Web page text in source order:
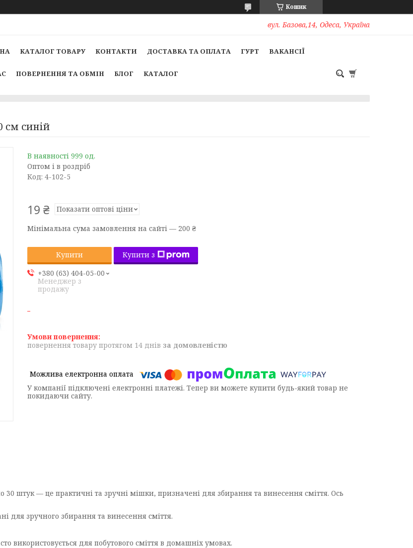
Кошик
вул. Базова,14, Одеса, Україна
КАТАЛОГ ТОВАРУ КОНТАКТИ ДОСТАВКА ТА ОПЛАТА ГУРТ ВАКАНСІЇ
ПОВЕРНЕННЯ ТА ОБМІН БЛОГ КАТАЛОГ
см синій
В наявності 999 од.
Оптом і в роздріб
Код: 4-102-5
19 ₴ Показати оптові ціни
Мінімальна сума замовлення на сайті — 200 ₴
Купити
Купити з
+380 (63) 404-05-00
Менеджер з
продажу
повернення товару протягом 14 днів за домовленістю
У компанії підключені електронні платежі. Тепер ви можете купити будь-який товар не
покидаючи сайту.
30 штук — це практичні та зручні мішки, призначені для збирання та винесення сміття. Ось
для зручного збирання та винесення сміття.
використовується для побутового сміття в домашніх умовах.